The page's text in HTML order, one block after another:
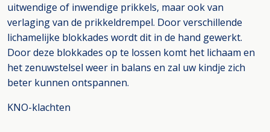
uitwendige of inwendige prikkels, maar ook van
verlaging van de prikkeldrempel. Door verschillende
lichamelijke blokkades wordt dit in de hand gewerkt.
Door deze blokkades op te lossen komt het lichaam en
het zenuwstelsel weer in balans en zal uw kindje zich
beter kunnen ontspannen.
KNO-klachten